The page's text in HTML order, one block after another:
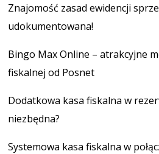
Znajomość zasad ewidencji
udokumentowana!
Bingo Max Online – atrakcyjne
fiskalnej od Posnet
Dodatkowa kasa fiskalna w
niezbędna?
Systemowa kasa fiskalna w